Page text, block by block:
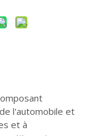
l'automobile et
et à